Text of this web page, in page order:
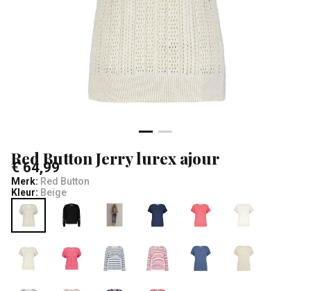
Red Button Jerry lurex ajour
€ 64,99
Merk: Red Button
Kleur: Beige